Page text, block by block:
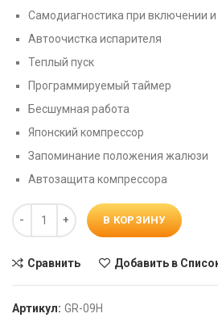
Самодиагностика при включении и
Автоочистка испарителя
Теплый пуск
Программируемый таймер
Бесшумная работа
Японский компрессор
Запоминание положения жалюзи
Автозащита компрессора
Количество
В КОРЗИНУ
Сравнить Добавить в
Артикул: GR-09H